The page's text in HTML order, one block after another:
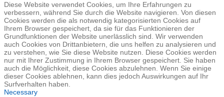
Diese Website verwendet Cookies, um Ihre Erfahrungen zu
verbessern, während Sie durch die Website navigieren. Von diesen
Cookies werden die als notwendig kategorisierten Cookies auf
Ihrem Browser gespeichert, da sie für das Funktionieren der
Grundfunktionen der Website unerlässlich sind. Wir verwenden
auch Cookies von Drittanbietern, die uns helfen zu analysieren und
zu verstehen, wie Sie diese Website nutzen. Diese Cookies werden
nur mit Ihrer Zustimmung in Ihrem Browser gespeichert. Sie haben
auch die Möglichkeit, diese Cookies abzulehnen. Wenn Sie einige
dieser Cookies ablehnen, kann dies jedoch Auswirkungen auf Ihr
Surfverhalten haben.
Necessary